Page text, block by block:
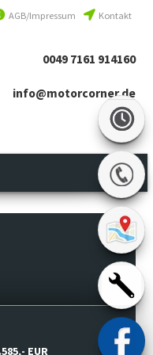
Kontakt
AGB/Impressum
0049 7161 914160
info@motorcorner.de
EUR